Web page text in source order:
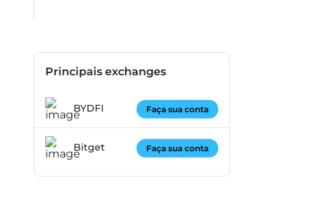
Principais exchanges
BYDFI Faça sua conta
Bitget Faça sua conta